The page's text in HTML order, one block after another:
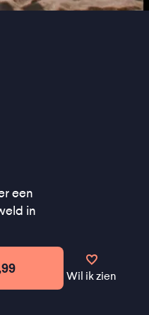
een
in
Wil ik zien